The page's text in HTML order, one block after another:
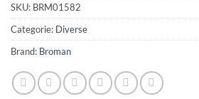
SKU: BRM01582
Categorie: Diverse
Brand: Broman